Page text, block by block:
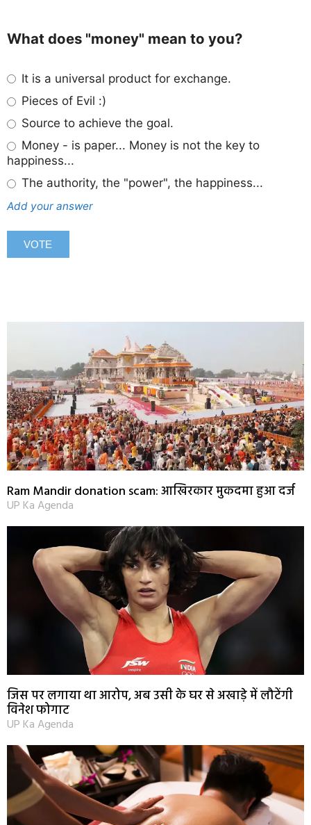
What does "money" mean to you?
It is a universal product for exchange.
Pieces of Evil :)
Source to achieve the goal.
Money - is paper... Money is not the key to
happiness...
The authority, the "power", the happiness...
Add your answer
Ram Mandir donation scam: आखिरकार मुकदमा हुआ दर्ज
UP Ka Agenda
जिस पर लगाया था आरोप, अब उसी के घर से अखाड़े में लौटेंगी
विनेश फोगाट
UP Ka Agenda